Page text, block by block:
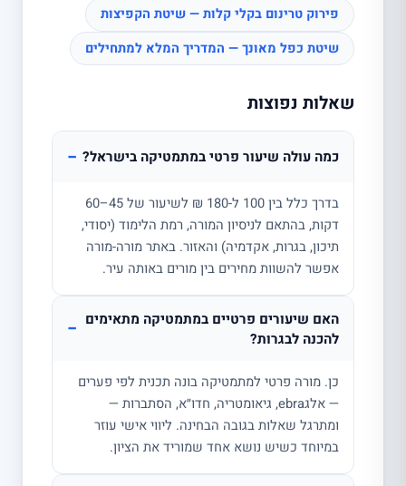
פירוק טרינום בקלי קלות — שיטת הקפיצות
שיטת כפל מאונך — המדריך המלא למתחילים
שאלות נפוצות
כמה עולה שיעור פרטי במתמטיקה בישראל? −
בדרך כלל בין 100 ל-180 ₪ לשיעור של 45–60
דקות, בהתאם לניסיון המורה, רמת הלימוד (יסודי,
תיכון, בגרות, אקדמיה) והאזור. באתר מורה-מורה
אפשר להשוות מחירים בין מורים באותה עיר.
האם שיעורים פרטיים במתמטיקה מתאימים
להכנה לבגרות?
−
כן. מורה פרטי למתמטיקה בונה תכנית לפי פערים
— אלגebra, גיאומטריה, חדו״א, הסתברות —
ומתרגל שאלות בגובה הבחינה. ליווי אישי עוזר
במיוחד כשיש נושא אחד שמוריד את הציון.